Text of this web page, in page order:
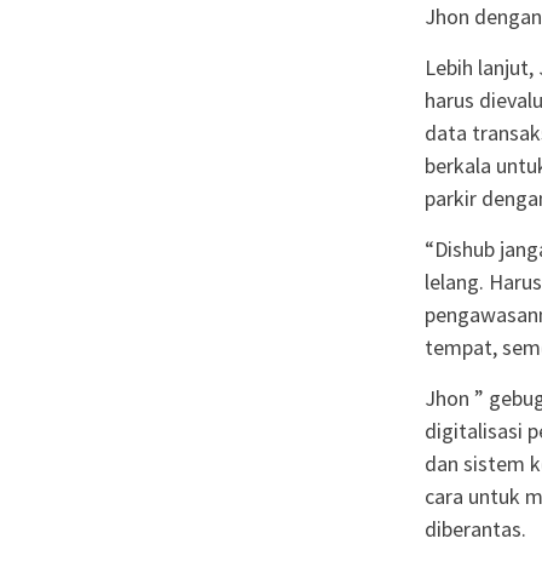
Jhon
Lebih lanjut,
harus
data
berkala
parkir
“Dishub
lelang.
tempat,
Jhon ”
digitalisasi
dan sistem
cara untuk
diberantas.